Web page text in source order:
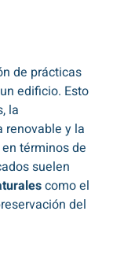
de prácticas
edificio. Esto
la
renovable y la
términos de
suelen
como el
del